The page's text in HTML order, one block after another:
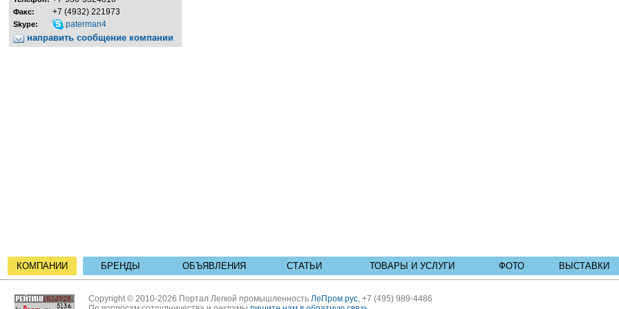
Факс: +7 (4932) 221973
Skype: paterman4
направить сообщение компании
КОМПАНИИ БРЕНДЫ ОБЪЯВЛЕНИЯ СТАТЬИ ТОВАРЫ И УСЛУГИ ФОТО ВЫСТАВКИ
Copyright © 2010-2026 Портал Легкой промышленность ЛеПром.рус, +7 (495) 989-4486